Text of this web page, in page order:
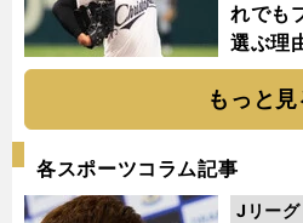
れでも
選ぶ理
もっと見
各スポーツコラム記事
Jリーグ